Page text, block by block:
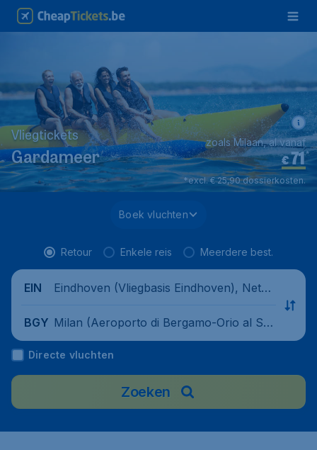
Vliegtickets
Gardameer €71*
zoals Milaan, al vanaf
*excl. € 25,90 dossierkosten.
Boek vluchten
Retour Enkele reis Meerdere best.
EIN
Eindhoven (Vliegbasis Eindhoven), Nethe
BGY Milan (Aeroporto di Bergamo-Orio al Ser
io), Italy
Directe vluchten
Zoeken